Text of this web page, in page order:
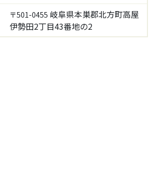
〒501-0455 岐阜県本巣郡北方町高屋
伊勢田2丁目43番地の2